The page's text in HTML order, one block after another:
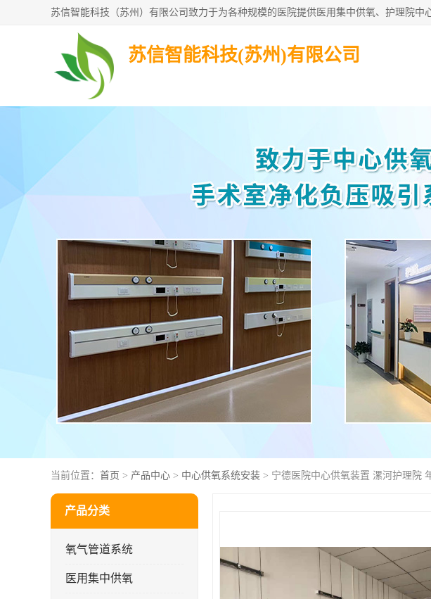
苏信智能科技(苏州)有限公司
当前位置： 首页 > 产品中心 > 中心供氧系统安装 > 宁德医院中心供氧装置 漯河护理院
产品分类
氧气管道系统
医用集中供氧